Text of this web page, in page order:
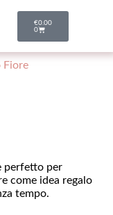
€0.00
0
Fiore
perfetto per
come idea regalo
tempo.